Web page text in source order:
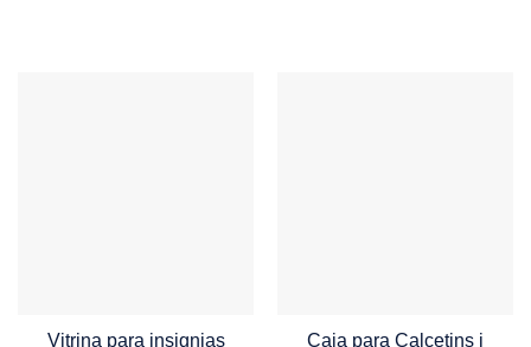
Vitrina para insignias Caja para Calcetins i